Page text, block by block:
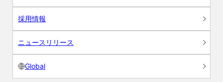
採用情報
ニュースリリース
Global